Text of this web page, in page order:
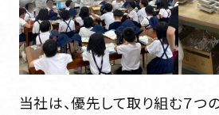
News
お知らせ一覧
お知らせ一覧
当社は、優先して取り組む７つ